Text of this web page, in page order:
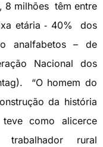
8 milhões têm entre
etária ‑ 40% dos
analfabetos – de
Nacional dos
“O homem do
da história
como alicerce
rural